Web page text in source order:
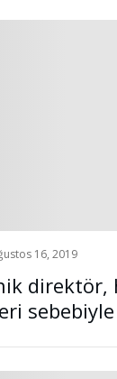
16, 2019